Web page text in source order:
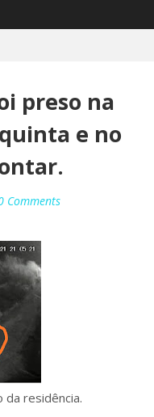
preso na
e no
Comments
residência.